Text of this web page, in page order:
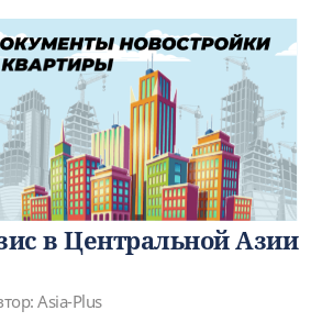
в Центральной Азии
Asia-Plus